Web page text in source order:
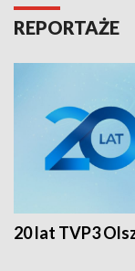
REPORTAŻE
20 lat TVP3